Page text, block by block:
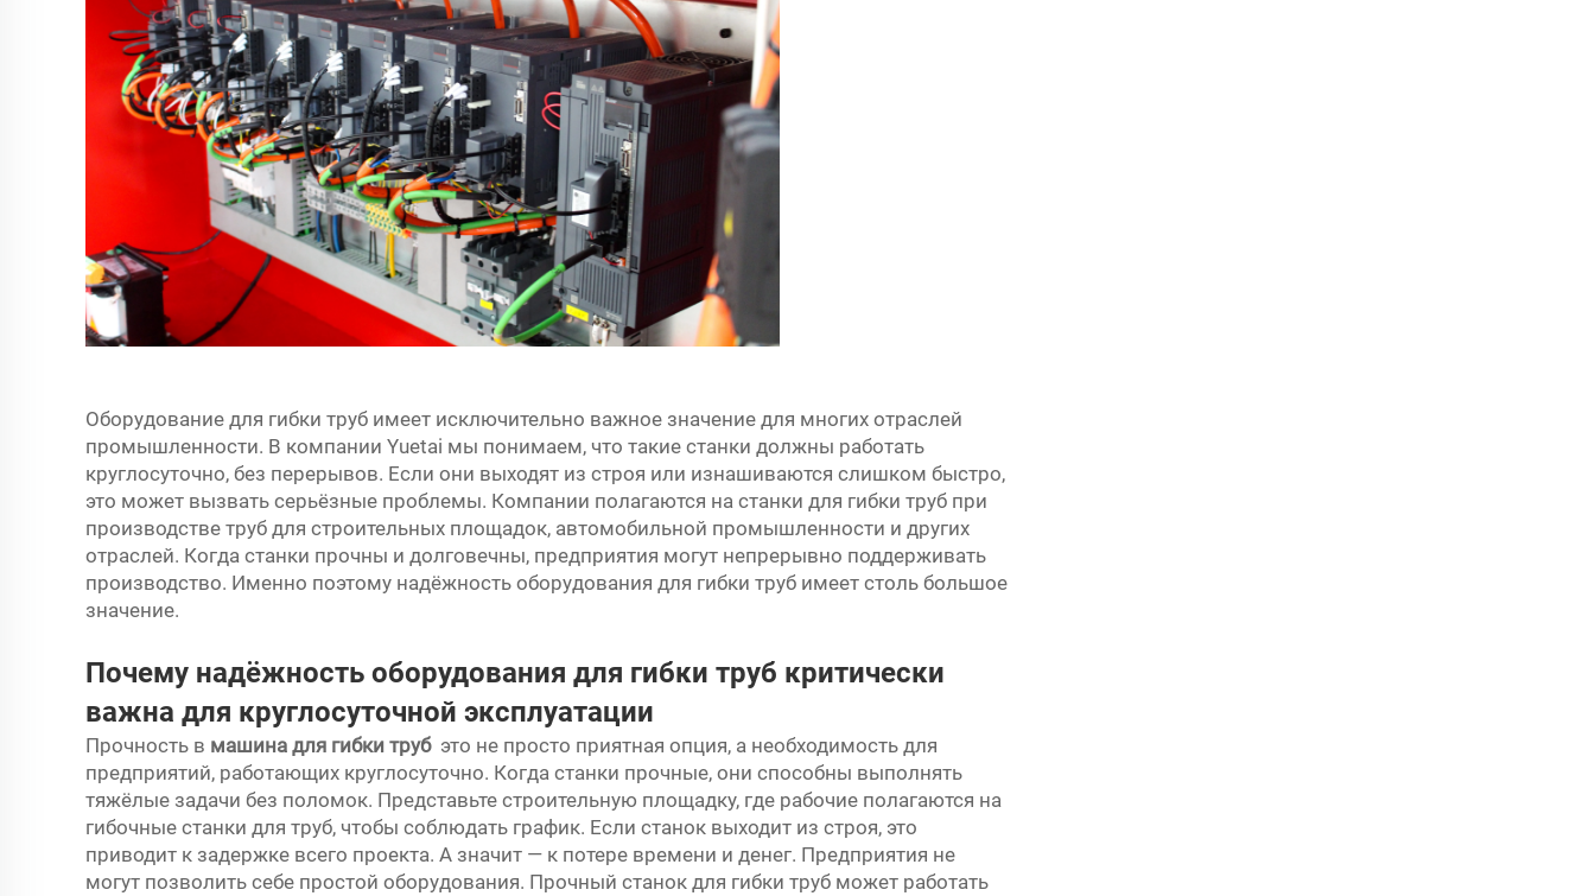
Оборудование для гибки труб имеет исключительно важное значение для многих отраслей
промышленности. В компании Yuetai мы понимаем, что такие станки должны работать
круглосуточно, без перерывов. Если они выходят из строя или изнашиваются слишком быстро,
это может вызвать серьёзные проблемы. Компании полагаются на станки для гибки труб при
производстве труб для строительных площадок, автомобильной промышленности и других
отраслей. Когда станки прочны и долговечны, предприятия могут непрерывно поддерживать
производство. Именно поэтому надёжность оборудования для гибки труб имеет столь большое
значение.
Почему надёжность оборудования для гибки труб критически
важна для круглосуточной эксплуатации
Прочность в машина для гибки труб это не просто приятная опция, а необходимость для
предприятий, работающих круглосуточно. Когда станки прочные, они способны выполнять
тяжёлые задачи без поломок. Представьте строительную площадку, где рабочие полагаются на
гибочные станки для труб, чтобы соблюдать график. Если станок выходит из строя, это
приводит к задержке всего проекта. А значит — к потере времени и денег. Предприятия не
могут позволить себе простой оборудования. Прочный станок для гибки труб может работать